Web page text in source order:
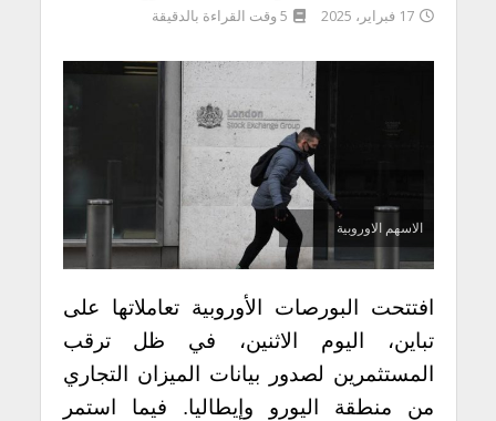
17 فبراير، 2025 5 وقت القراءة بالدقيقة
الاسهم الاوروبية
افتتحت البورصات الأوروبية تعاملاتها على
تباين، اليوم الاثنين، في ظل ترقب
المستثمرين لصدور بيانات الميزان التجاري
من منطقة اليورو وإيطاليا. فيما استمر